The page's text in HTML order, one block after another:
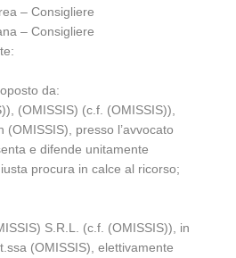
– Consigliere
– Consigliere
da:
(OMISSIS) (c.f. (OMISSIS)),
presso l’avvocato
e difende unitamente
procura in calce al ricorso;
S.R.L. (c.f. (OMISSIS)), in
(OMISSIS), elettivamente